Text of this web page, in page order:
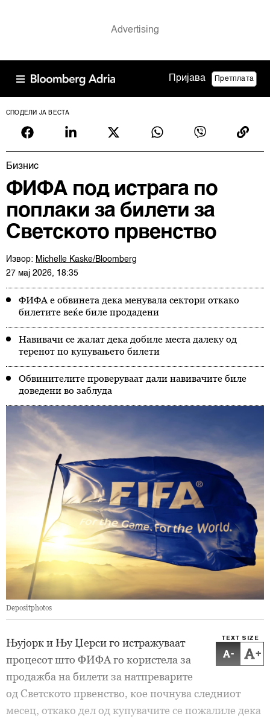
Пријава Претплата
СПОДЕЛИ ЈА ВЕСТА
Бизнис
ФИФА под истрага по
поплаки за билети за
Светското првенство
Извор: Michelle Kaske/Bloomberg
27 мај 2026, 18:35
ФИФА е обвинета дека менувала сектори откако
билетите веќе биле продадени
Навивачи се жалат дека добиле места далеку од
теренот по купувањето билети
Обвинителите проверуваат дали навивачите биле
доведени во заблуда
Depositphotos
TEXT SIZE
- +
Њујорк и Њу Џерси го истражуваат
процесот што ФИФА го користела за
продажба на билети за натпреварите
од Светското првенство, кое почнува следниот
месец, откако дел од купувачите се пожалиле дека